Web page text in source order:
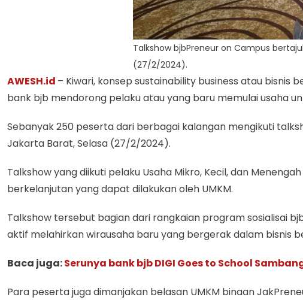
Talkshow bjbPreneur on Campus
(27/2/2024).
AWESH.id – Kiwari, konsep sustainability business atau bisnis
bank bjb mendorong pelaku atau yang baru memulai usaha
Sebanyak 250 peserta dari berbagai kalangan mengikuti
Jakarta Barat, Selasa (27/2/2024).
Talkshow yang diikuti pelaku Usaha Mikro, Kecil, dan
berkelanjutan yang dapat dilakukan oleh UMKM.
Talkshow tersebut bagian dari rangkaian program sosialisai
aktif melahirkan wirausaha baru yang bergerak dalam bisnis
Baca juga:Serunya bank bjb DIGI Goes to School
Para peserta juga dimanjakan belasan UMKM binaan